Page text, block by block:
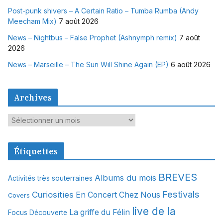
Post-punk shivers – A Certain Ratio – Tumba Rumba (Andy
Meecham Mix) 7 août 2026
News – Nightbus – False Prophet (Ashnymph remix) 7 août
2026
News – Marseille – The Sun Will Shine Again (EP) 6 août 2026
Archives
A
c
v
e
Étiquettes
Activités très souterraines Albums du mois BREVES
Covers Curiosities En Concert Chez Nous Festivals
Focus Découverte La griffe du Félin live de la